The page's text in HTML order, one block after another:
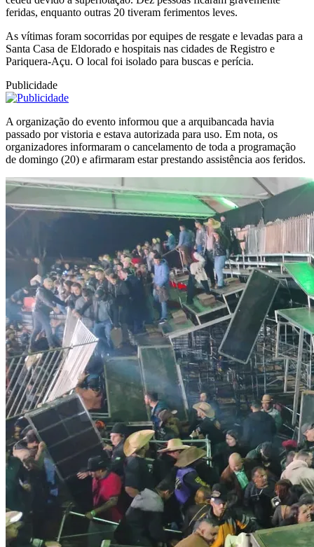
feridas, enquanto outras 20 tiveram ferimentos leves.
As vítimas foram socorridas por equipes de resgate e levadas para a
Santa Casa de Eldorado e hospitais nas cidades de Registro e
Pariquera-Açu. O local foi isolado para buscas e perícia.
Publicidade
A organização do evento informou que a arquibancada havia
passado por vistoria e estava autorizada para uso. Em nota, os
organizadores informaram o cancelamento de toda a programação
de domingo (20) e afirmaram estar prestando assistência aos feridos.